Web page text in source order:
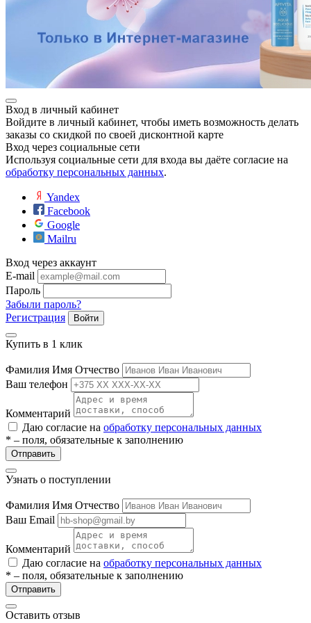
Вход в личный кабинет
Войдите в личный кабинет, чтобы иметь возможность делать
заказы со скидкой по своей дисконтной карте
Вход через социальные сети
Используя социальные сети для входа вы даёте согласие на
обработку персональных данных.
Yandex
Facebook
Google
Mailru
Вход через аккаунт
E-mail
Пароль
Забыли пароль?
Регистрация
Войти
Купить в 1 клик
Фамилия Имя Отчество
Ваш телефон
Комментарий
Даю согласие на обработку персональных данных
* – поля, обязательные к заполнению
Отправить
Узнать о поступлении
Фамилия Имя Отчество
Ваш Email
Комментарий
Даю согласие на обработку персональных данных
* – поля, обязательные к заполнению
Отправить
Оставить отзыв